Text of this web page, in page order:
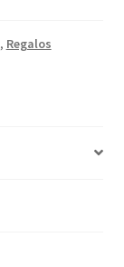
, Regalos